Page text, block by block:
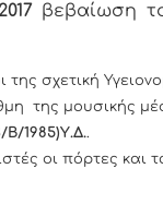
βεβαίωση
της σχετική
της μουσικής
1985)Υ.Δ..
οι πόρτες και